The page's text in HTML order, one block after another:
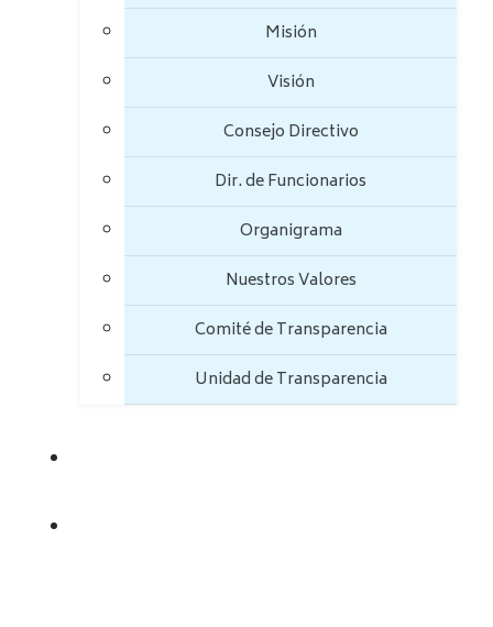
Misión
Visión
Consejo Directivo
Dir. de Funcionarios
Organigrama
Nuestros Valores
Comité de Transparencia
Unidad de Transparencia